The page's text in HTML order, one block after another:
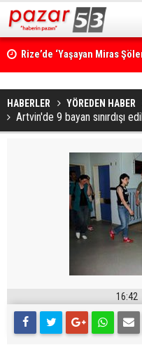
Rize’de ‘Yaşayan Miras
HABERLER YÖREDEN HABER
Artvin'de 9 bayan sınırdışı
16:42